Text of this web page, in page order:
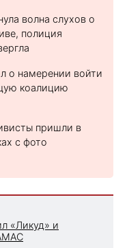
волна слухов о
полиция
о намерении войти
коалицию
пришли в
с фото
«Ликуд» и